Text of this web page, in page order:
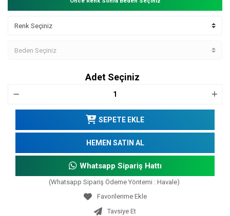
Adet Seçiniz
SEPETE EKLE
HEMEN SATIN AL
Whatsapp Sipariş Hattı
(Whatsapp Sipariş Ödeme Yöntemi : Havale)
Tavsiye Et